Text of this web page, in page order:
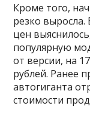
Кроме того,
резко выросла.
цен
популярную
от версии, на
рублей. Ранее
автогиганта
стоимости